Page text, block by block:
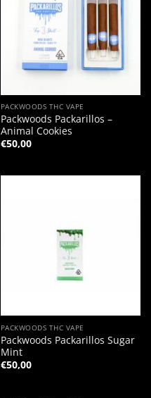
PACKWOODS THC VAPE
Packwoods Packarillos –
Animal Cookies
€50,00
PACKWOODS THC VAPE
Packwoods Packarillos Sugar
Mint
€50,00